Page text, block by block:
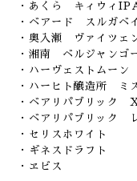
・あくら キィウィ
・ベアード スルガベ
・奥入瀬 ヴァイツェ
・湘南 ベルジャンゴ
・ハーヴェストムー
・ハーヒト醸造所 ミ
・ベアリパブリック
・ベアリパブリック
・セリスホワイト
・ギネスドラフト
・ヱビス